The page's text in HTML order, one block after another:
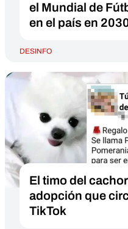
el Mundial de
en el país en
DESINFO
El timo del
adopción que
TikTok